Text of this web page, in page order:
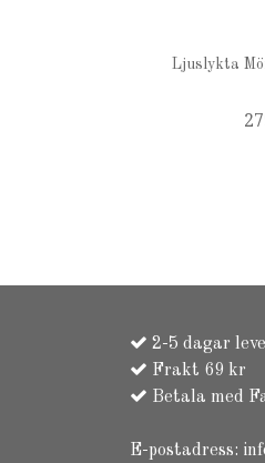
Ljuslykta
2-5 dagar
Frakt 69 kr
Betala med
E-postadress: